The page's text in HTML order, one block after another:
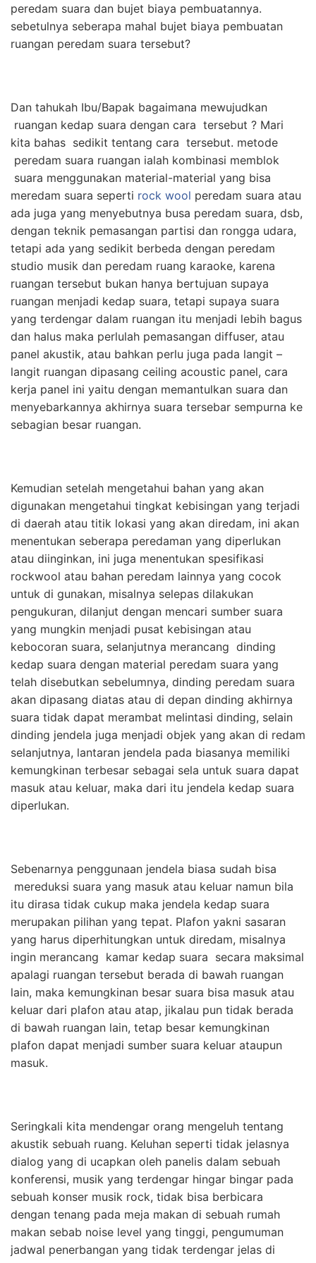
peredam suara dan bujet biaya pembuatannya.
sebetulnya seberapa mahal bujet biaya pembuatan
ruangan peredam suara tersebut?
Dan tahukah Ibu/Bapak bagaimana mewujudkan
ruangan kedap suara dengan cara tersebut ? Mari
kita bahas sedikit tentang cara tersebut. metode
peredam suara ruangan ialah kombinasi memblok
suara menggunakan material-material yang bisa
meredam suara seperti rock wool peredam suara atau
ada juga yang menyebutnya busa peredam suara, dsb,
dengan teknik pemasangan partisi dan rongga udara,
tetapi ada yang sedikit berbeda dengan peredam
studio musik dan peredam ruang karaoke, karena
ruangan tersebut bukan hanya bertujuan supaya
ruangan menjadi kedap suara, tetapi supaya suara
yang terdengar dalam ruangan itu menjadi lebih bagus
dan halus maka perlulah pemasangan diffuser, atau
panel akustik, atau bahkan perlu juga pada langit –
langit ruangan dipasang ceiling acoustic panel, cara
kerja panel ini yaitu dengan memantulkan suara dan
menyebarkannya akhirnya suara tersebar sempurna ke
sebagian besar ruangan.
Kemudian setelah mengetahui bahan yang akan
digunakan mengetahui tingkat kebisingan yang terjadi
di daerah atau titik lokasi yang akan diredam, ini akan
menentukan seberapa peredaman yang diperlukan
atau diinginkan, ini juga menentukan spesifikasi
rockwool atau bahan peredam lainnya yang cocok
untuk di gunakan, misalnya selepas dilakukan
pengukuran, dilanjut dengan mencari sumber suara
yang mungkin menjadi pusat kebisingan atau
kebocoran suara, selanjutnya merancang dinding
kedap suara dengan material peredam suara yang
telah disebutkan sebelumnya, dinding peredam suara
akan dipasang diatas atau di depan dinding akhirnya
suara tidak dapat merambat melintasi dinding, selain
dinding jendela juga menjadi objek yang akan di redam
selanjutnya, lantaran jendela pada biasanya memiliki
kemungkinan terbesar sebagai sela untuk suara dapat
masuk atau keluar, maka dari itu jendela kedap suara
diperlukan.
Sebenarnya penggunaan jendela biasa sudah bisa
mereduksi suara yang masuk atau keluar namun bila
itu dirasa tidak cukup maka jendela kedap suara
merupakan pilihan yang tepat. Plafon yakni sasaran
yang harus diperhitungkan untuk diredam, misalnya
ingin merancang kamar kedap suara secara maksimal
apalagi ruangan tersebut berada di bawah ruangan
lain, maka kemungkinan besar suara bisa masuk atau
keluar dari plafon atau atap, jikalau pun tidak berada
di bawah ruangan lain, tetap besar kemungkinan
plafon dapat menjadi sumber suara keluar ataupun
masuk.
Seringkali kita mendengar orang mengeluh tentang
akustik sebuah ruang. Keluhan seperti tidak jelasnya
dialog yang di ucapkan oleh panelis dalam sebuah
konferensi, musik yang terdengar hingar bingar pada
sebuah konser musik rock, tidak bisa berbicara
dengan tenang pada meja makan di sebuah rumah
makan sebab noise level yang tinggi, pengumuman
jadwal penerbangan yang tidak terdengar jelas di